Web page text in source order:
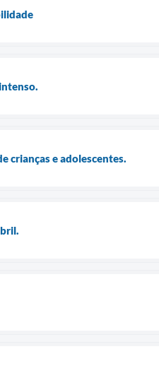
crianças e adolescentes.